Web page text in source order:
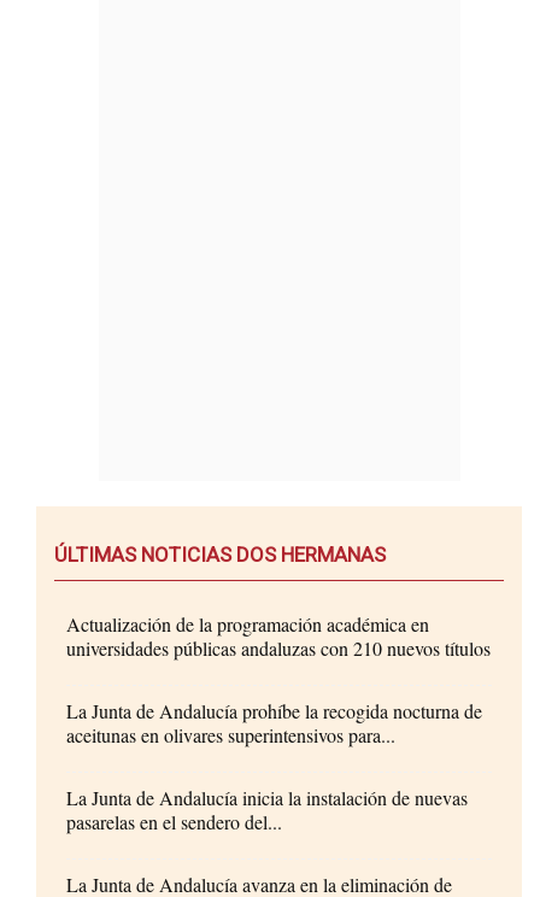
ÚLTIMAS NOTICIAS DOS HERMANAS
Actualización de la programación académica en
universidades públicas andaluzas con 210 nuevos títulos
La Junta de Andalucía prohíbe la recogida nocturna de
aceitunas en olivares superintensivos para...
La Junta de Andalucía inicia la instalación de nuevas
pasarelas en el sendero del...
La Junta de Andalucía avanza en la eliminación de